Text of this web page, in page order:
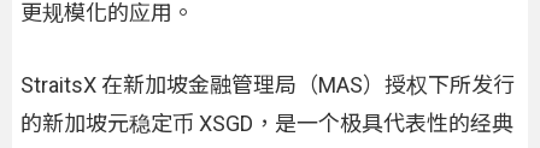
更规模化的应用。
StraitsX 在新加坡金融管理局（MAS）授权下所发行
的新加坡元稳定币 XSGD，是一个极具代表性的经典